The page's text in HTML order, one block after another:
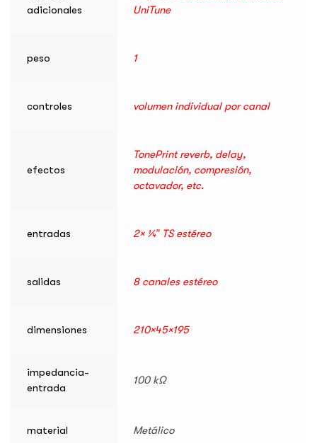
adicionales
UniTune
peso 1
controles volumen individual por canal
efectos
TonePrint reverb, delay,
modulación, compresión,
octavador, etc.
entradas 2× ¼″ TS estéreo
salidas 8 canales estéreo
dimensiones 210×45×195
impedancia-
entrada
100 kΩ
material Metálico